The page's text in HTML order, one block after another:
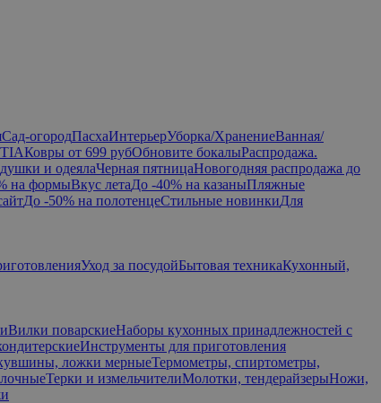
Сад-огородПасхаИнтерьерУборка/ХранениеВанная/
Ковры от 699 рубОбновите бокалыРаспродажа.
и одеялаЧерная пятницаНовогодняя распродажа до
на формыВкус летаДо -40% на казаныПляжные
До -50% на полотенцеСтильные новинкиДля
Уход за посудойБытовая техникаКухонный,
Вилки поварскиеНаборы кухонных принадлежностей с
Инструменты для приготовления
ложки мерныеТермометры, спиртометры,
Терки и измельчителиМолотки, тендерайзерыНожи,